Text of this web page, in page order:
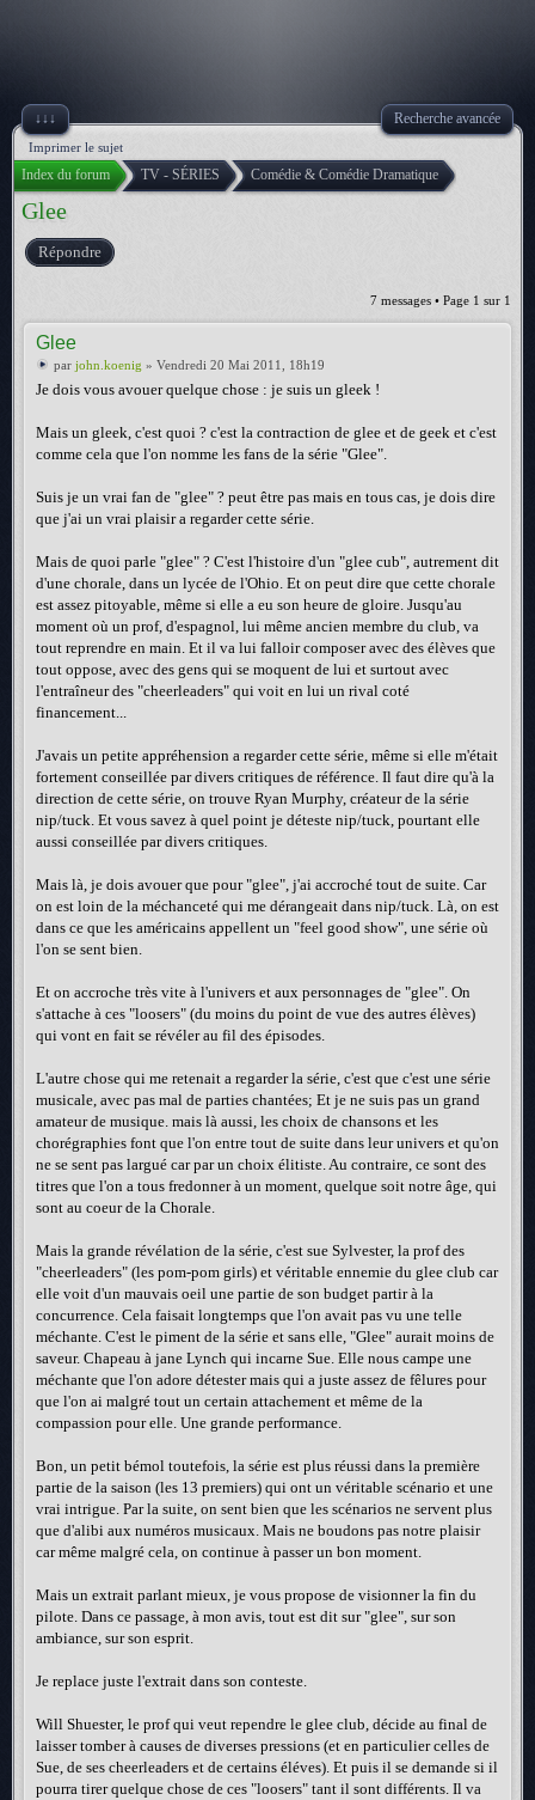
↓↓↓ Recherche avancée
Imprimer le sujet
Index du forum TV - SÉRIES Comédie & Comédie Dramatique
Glee
Répondre
7 messages • Page 1 sur 1
Glee
par john.koenig » Vendredi 20 Mai 2011, 18h19
Je dois vous avouer quelque chose : je suis un gleek !
Mais un gleek, c'est quoi ? c'est la contraction de glee et de geek et c'est
comme cela que l'on nomme les fans de la série "Glee".
Suis je un vrai fan de "glee" ? peut être pas mais en tous cas, je dois dire
que j'ai un vrai plaisir a regarder cette série.
Mais de quoi parle "glee" ? C'est l'histoire d'un "glee cub", autrement dit
d'une chorale, dans un lycée de l'Ohio. Et on peut dire que cette chorale
est assez pitoyable, même si elle a eu son heure de gloire. Jusqu'au
moment où un prof, d'espagnol, lui même ancien membre du club, va
tout reprendre en main. Et il va lui falloir composer avec des élèves que
tout oppose, avec des gens qui se moquent de lui et surtout avec
l'entraîneur des "cheerleaders" qui voit en lui un rival coté
financement...
J'avais un petite appréhension a regarder cette série, même si elle m'était
fortement conseillée par divers critiques de référence. Il faut dire qu'à la
direction de cette série, on trouve Ryan Murphy, créateur de la série
nip/tuck. Et vous savez à quel point je déteste nip/tuck, pourtant elle
aussi conseillée par divers critiques.
Mais là, je dois avouer que pour "glee", j'ai accroché tout de suite. Car
on est loin de la méchanceté qui me dérangeait dans nip/tuck. Là, on est
dans ce que les américains appellent un "feel good show", une série où
l'on se sent bien.
Et on accroche très vite à l'univers et aux personnages de "glee". On
s'attache à ces "loosers" (du moins du point de vue des autres élèves)
qui vont en fait se révéler au fil des épisodes.
L'autre chose qui me retenait a regarder la série, c'est que c'est une série
musicale, avec pas mal de parties chantées; Et je ne suis pas un grand
amateur de musique. mais là aussi, les choix de chansons et les
chorégraphies font que l'on entre tout de suite dans leur univers et qu'on
ne se sent pas largué car par un choix élitiste. Au contraire, ce sont des
titres que l'on a tous fredonner à un moment, quelque soit notre âge, qui
sont au coeur de la Chorale.
Mais la grande révélation de la série, c'est sue Sylvester, la prof des
"cheerleaders" (les pom-pom girls) et véritable ennemie du glee club car
elle voit d'un mauvais oeil une partie de son budget partir à la
concurrence. Cela faisait longtemps que l'on avait pas vu une telle
méchante. C'est le piment de la série et sans elle, "Glee" aurait moins de
saveur. Chapeau à jane Lynch qui incarne Sue. Elle nous campe une
méchante que l'on adore détester mais qui a juste assez de fêlures pour
que l'on ai malgré tout un certain attachement et même de la
compassion pour elle. Une grande performance.
Bon, un petit bémol toutefois, la série est plus réussi dans la première
partie de la saison (les 13 premiers) qui ont un véritable scénario et une
vrai intrigue. Par la suite, on sent bien que les scénarios ne servent plus
que d'alibi aux numéros musicaux. Mais ne boudons pas notre plaisir
car même malgré cela, on continue à passer un bon moment.
Mais un extrait parlant mieux, je vous propose de visionner la fin du
pilote. Dans ce passage, à mon avis, tout est dit sur "glee", sur son
ambiance, sur son esprit.
Je replace juste l'extrait dans son conteste.
Will Shuester, le prof qui veut rependre le glee club, décide au final de
laisser tomber à causes de diverses pressions (et en particulier celles de
Sue, de ses cheerleaders et de certains éléves). Et puis il se demande si il
pourra tirer quelque chose de ces "loosers" tant il sont différents. Il va